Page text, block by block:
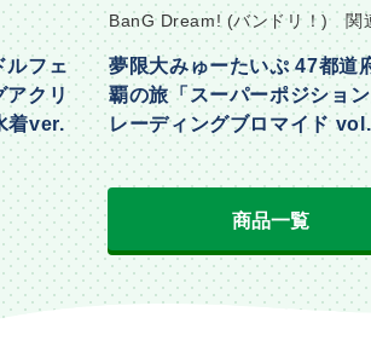
ルフェ
アクリ
着ver.
BanG Dream! (バンドリ！) 関
夢限大みゅーたいぷ 47都道
覇の旅「スーパーポジショ
レーディングブロマイド
商品一覧